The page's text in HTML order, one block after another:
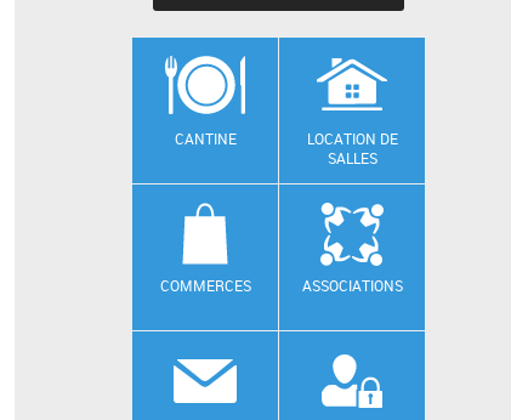
CANTINE
LOCATION DE
SALLES
COMMERCES ASSOCIATIONS